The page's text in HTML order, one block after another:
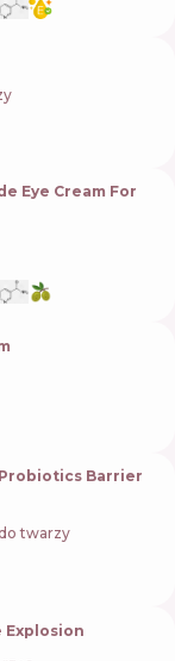
Eye Cream For
Barrier
twarzy
Explosion